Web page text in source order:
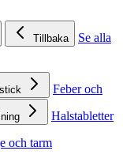
Tillbaka
Se alla
Feber och
Halstabletter
och tarm